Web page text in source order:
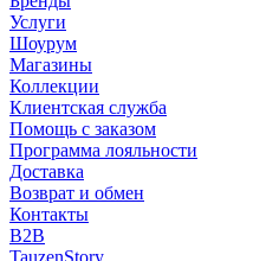
Услуги
Шоурум
Магазины
Коллекции
Клиентская служба
Помощь с заказом
Программа лояльности
Доставка
Возврат и обмен
Контакты
B2B
TauzenStory